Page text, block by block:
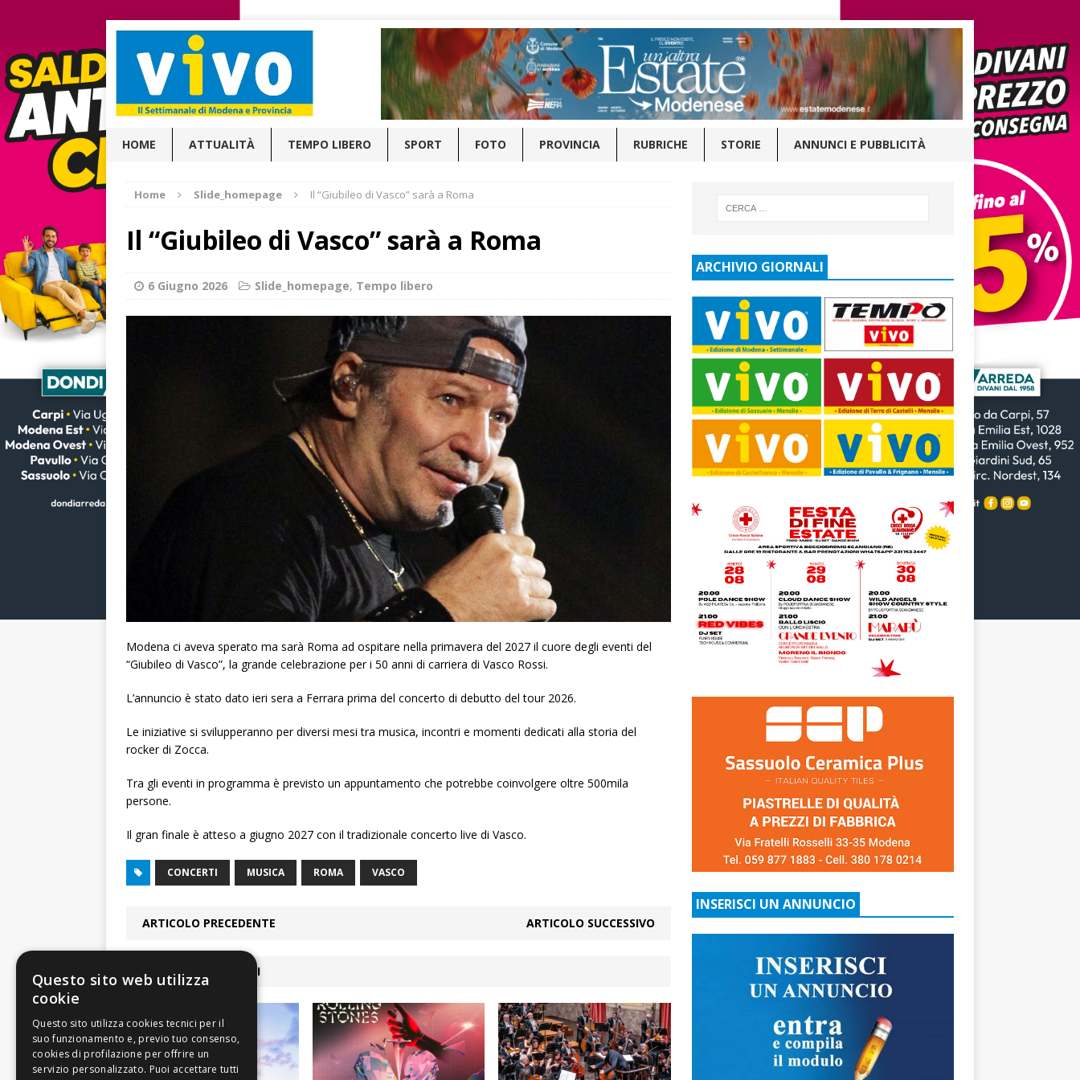
HOME ATTUALITÀ TEMPO LIBERO SPORT FOTO PROVINCIA RUBRICHE STORIE ANNUNCI E PUBBLICITÀ
Home Slide_homepage Il “Giubileo di Vasco” sarà a Roma
Il “Giubileo di Vasco” sarà a Roma
6 Giugno 2026 Slide_homepage, Tempo libero
Modena ci aveva sperato ma sarà Roma ad ospitare nella primavera del 2027 il cuore degli eventi del
“Giubileo di Vasco”, la grande celebrazione per i 50 anni di carriera di Vasco Rossi.
L’annuncio è stato dato ieri sera a Ferrara prima del concerto di debutto del tour 2026.
Le iniziative si svilupperanno per diversi mesi tra musica, incontri e momenti dedicati alla storia del
rocker di Zocca.
Tra gli eventi in programma è previsto un appuntamento che potrebbe coinvolgere oltre 500mila
persone.
Il gran finale è atteso a giugno 2027 con il tradizionale concerto live di Vasco.
CONCERTI MUSICA ROMA VASCO
ARTICOLO PRECEDENTE ARTICOLO SUCCESSIVO
ARTICOLI COLLEGATI
ARCHIVIO GIORNALI
INSERISCI UN ANNUNCIO
Questo sito web utilizza
cookie